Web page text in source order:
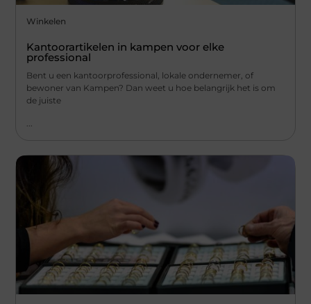
Winkelen
Kantoorartikelen in kampen voor elke
professional
Bent u een kantoorprofessional, lokale ondernemer, of
bewoner van Kampen? Dan weet u hoe belangrijk het is om
de juiste